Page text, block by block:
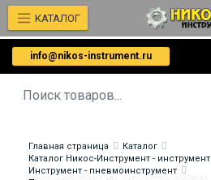
info@nikos-instrument.ru
КАТАЛОГ
Главная страница
Каталог
Каталог Никос-Инструмент - инструмент
Инструмент - пневмоинструмент